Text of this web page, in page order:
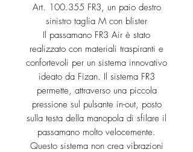
Art. 100.355 FR3, un paio destro
sinistro taglia M con blister
Il passamano FR3 Air è stato
realizzato con materiali traspiranti e
confortevoli per un sistema innovativo
ideato da Fizan. Il sistema FR3
permette, attraverso una piccola
pressione sul pulsante in-out, posto
sulla testa della manopola di sfilare il
passamano molto velocemente.
Questo sistema non crea vibrazioni